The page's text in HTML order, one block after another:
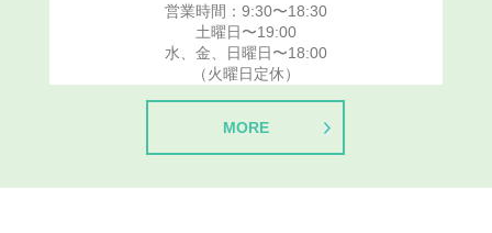
営業時間：9:30〜18:30
土曜日〜19:00
水、金、日曜日〜18:00
（火曜日定休）
MORE